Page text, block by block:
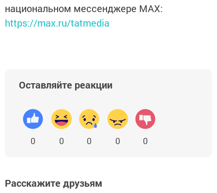
национальном мессенджере MАХ:
https://max.ru/tatmedia
Оставляйте реакции
0 0 0 0 0
Расскажите друзьям